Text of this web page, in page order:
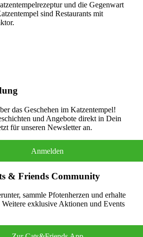
und die Gegenwart
sind Restaurants mit
das Geschehen im Katzentempel!
und Angebote direkt in Dein
für unseren Newsletter an.
Anmelden
& Friends Community
sammle Pfotenherzen und erhalte
exklusive Aktionen und Events